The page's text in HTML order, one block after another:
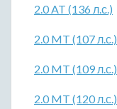
2.0 AT (136 л.с.)
2.0 MT (107 л.с.)
2.0 MT (109 л.с.)
2.0 MT (120 л.с.)